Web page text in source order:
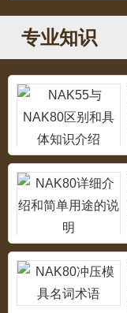
专业知识